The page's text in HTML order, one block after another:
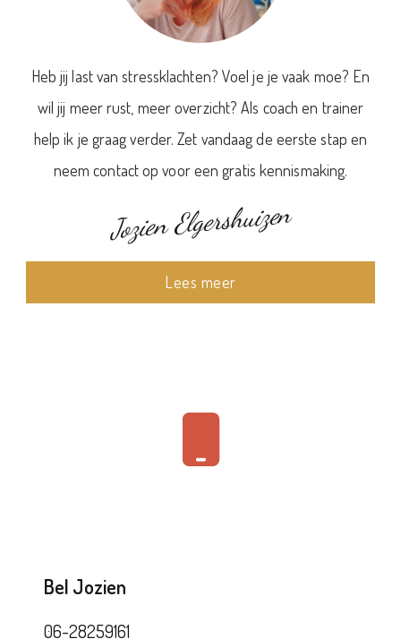
Heb jij last van stressklachten? Voel je je vaak moe? En
wil jij meer rust, meer overzicht? Als coach en trainer
help ik je graag verder. Zet vandaag de eerste stap en
neem contact op voor een gratis kennismaking.
Jozien Elgershuizen
Lees meer
Bel Jozien
06-28259161